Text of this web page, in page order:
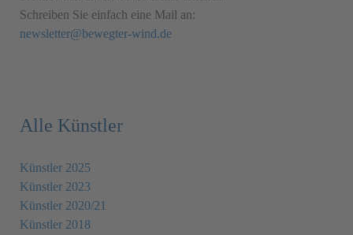
Schreiben Sie einfach eine Mail an:
newsletter@bewegter-wind.de
Alle Künstler
Künstler 2025
Künstler 2023
Künstler 2020/21
Künstler 2018